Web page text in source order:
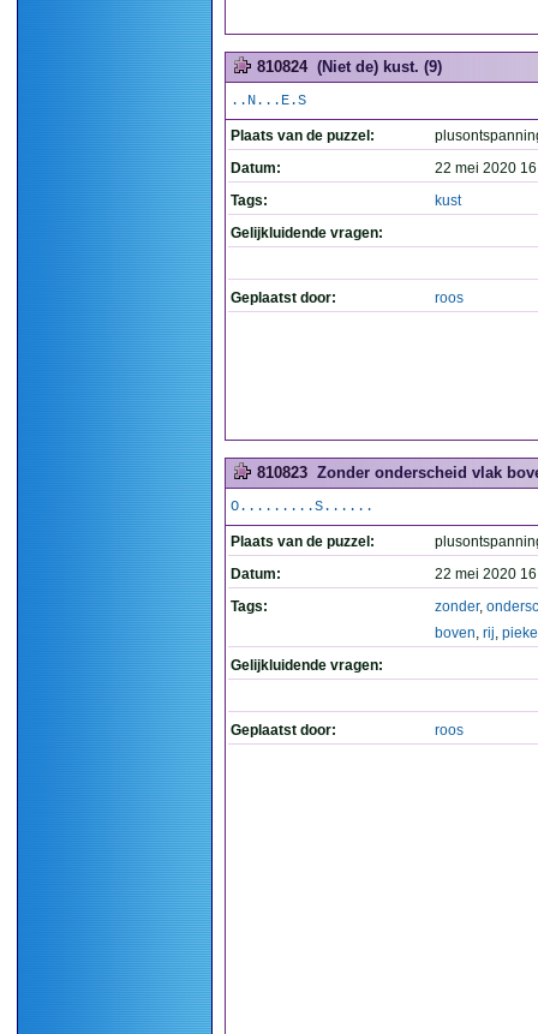
810824 (Niet de) kust. (9)
..N...E.S
Plaats van de puzzel:
Datum:
22 mei 2020
Tags:
kust
Gelijkluidende vragen:
Geplaatst door: roos
810823 Zonder onderscheid vlak
O.........S......
Plaats van de puzzel:
Datum:
22 mei 2020
Tags:
zonder,
boven, rij,
Gelijkluidende vragen:
Geplaatst door: roos